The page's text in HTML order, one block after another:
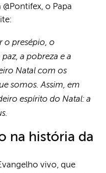
o Papa
o presépio, o
a pobreza e a
Natal com os
somos. Assim, em
espírito do Natal: a
na história da
vivo, que